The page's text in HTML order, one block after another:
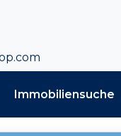
Immobiliensuche